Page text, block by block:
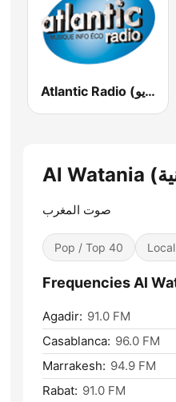
Atlantic Radio (أتلانتيك راديو)
صوت المغرب
Pop / Top 40 Local
Agadir: 91.0 FM
Casablanca: 96.0 FM
Marrakesh: 94.9 FM
Rabat: 91.0 FM